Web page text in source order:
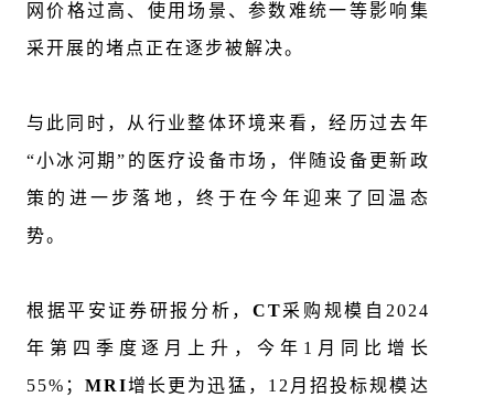
网价格过高、使用场景、参数难统一等影响集
采开展的堵点正在逐步被解决。
与此同时，从行业整体环境来看，经历过去年
“小冰河期”的医疗设备市场， 伴随设备更新政
策的进一步落地，终于在今年迎来了回温态
势。
根据平安证券研报分析， CT采购规模自2024
年第四季度逐月上升，今年1月同比增长
55%； MRI增长更为迅猛，12月招投标规模达